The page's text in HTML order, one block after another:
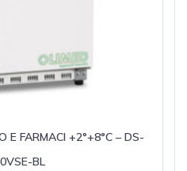
E FARMACI +2°+8°C – DS-
BL